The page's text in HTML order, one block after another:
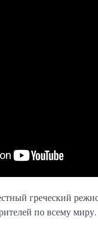
греческий
по всему